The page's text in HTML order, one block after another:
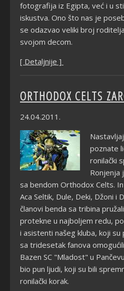
fotografija iz Egipta, već i u
iskustva. Ono što nas je
se odazvao veliki broj
svojom decom.
[ Detaljnije ]
ORTHODOX CELTS
24.04.2011.
poznate
ronilački
Ronjenja
sa bendom Orthodox Celts.
Aca Seltik, Dule, Deki, Džoni i
članovi benda sa tribina
protekne u najboljem redu,
i asistenti našeg kluba, koji su
sa tridesetak fanova
Bazen SC "Mladost" u
bio pun ljudi, koji su bili
ronilački korak.